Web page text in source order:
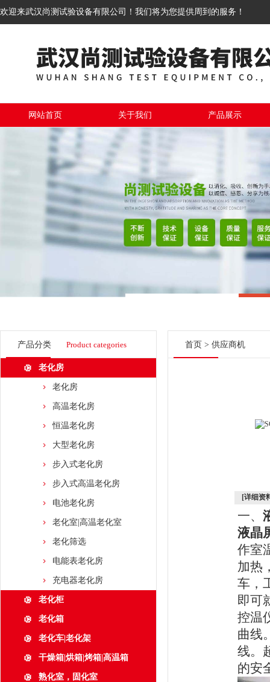
欢迎来武汉尚测试验设备有限公司！我们将为您提供周到的服务！
网站首页 关于我们 产品展示
产品分类 Product categories
老化房
老化房
高温老化房
恒温老化房
大型老化房
步入式老化房
步入式高温老化房
电池老化房
老化室|高温老化室
老化筛选
电能表老化房
充电器老化房
老化柜
老化箱
老化车|老化架
干燥箱|烘箱|烤箱|高温箱
熟化室，固化室
首页 > 供应商机
[详细资
一、
液晶
作室
加热
车，
即可
控温
曲线
线。
的安